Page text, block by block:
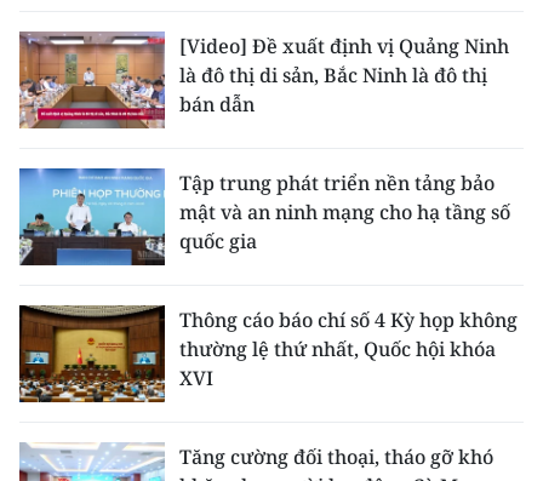
[Video] Đề xuất định vị Quảng Ninh
là đô thị di sản, Bắc Ninh là đô thị
bán dẫn
Tập trung phát triển nền tảng bảo
mật và an ninh mạng cho hạ tầng số
quốc gia
Thông cáo báo chí số 4 Kỳ họp không
thường lệ thứ nhất, Quốc hội khóa
XVI
Tăng cường đối thoại, tháo gỡ khó